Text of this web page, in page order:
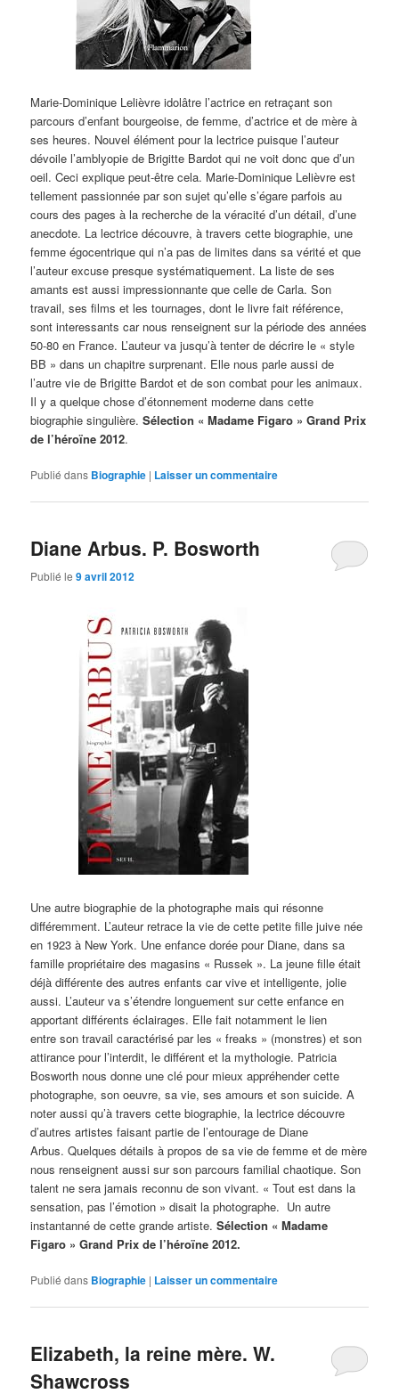
Marie-Dominique Lelièvre idolâtre l’actrice en retraçant son
parcours d’enfant bourgeoise, de femme, d’actrice et de mère à
ses heures. Nouvel élément pour la lectrice puisque l’auteur
dévoile l’amblyopie de Brigitte Bardot qui ne voit donc que d’un
oeil. Ceci explique peut-être cela. Marie-Dominique Lelièvre est
tellement passionnée par son sujet qu’elle s’égare parfois au
cours des pages à la recherche de la véracité d’un détail, d’une
anecdote. La lectrice découvre, à travers cette biographie, une
femme égocentrique qui n’a pas de limites dans sa vérité et que
l’auteur excuse presque systématiquement. La liste de ses
amants est aussi impressionnante que celle de Carla. Son
travail, ses films et les tournages, dont le livre fait référence,
sont interessants car nous renseignent sur la période des années
50-80 en France. L’auteur va jusqu’à tenter de décrire le « style
BB » dans un chapitre surprenant. Elle nous parle aussi de
l’autre vie de Brigitte Bardot et de son combat pour les animaux.
Il y a quelque chose d’étonnement moderne dans cette
biographie singulière.Sélection « Madame Figaro » Grand Prix
de l’héroïne 2012.
Publié dans Biographie | Laisser un commentaire
Diane Arbus. P. Bosworth
Publié le9 avril 2012
Une autre biographie de la photographe mais qui résonne
différemment. L’auteur retrace la vie de cette petite fille juive née
en 1923 à New York. Une enfance dorée pour Diane, dans sa
famille propriétaire des magasins « Russek ». La jeune fille était
déjà différente des autres enfants car vive et intelligente, jolie
aussi. L’auteur va s’étendre longuement sur cette enfance en
apportant différents éclairages. Elle fait notamment le lien
entre son travail caractérisé par les « freaks » (monstres) et son
attirance pour l’interdit, le différent et la mythologie. Patricia
Bosworth nous donne une clé pour mieux appréhender cette
photographe, son oeuvre, sa vie, ses amours et son suicide. A
noter aussi qu’à travers cette biographie, la lectrice découvre
d’autres artistes faisant partie de l’entourage de Diane
Arbus. Quelques détails à propos de sa vie de femme et de mère
nous renseignent aussi sur son parcours familial chaotique. Son
talent ne sera jamais reconnu de son vivant. « Tout est dans la
sensation, pas l’émotion » disait la photographe. Un autre
instantanné de cette grande artiste.Sélection « Madame
Figaro » Grand Prix de l’héroïne 2012.
Publié dans Biographie | Laisser un commentaire
Elizabeth, la reine mère. W.
Shawcross